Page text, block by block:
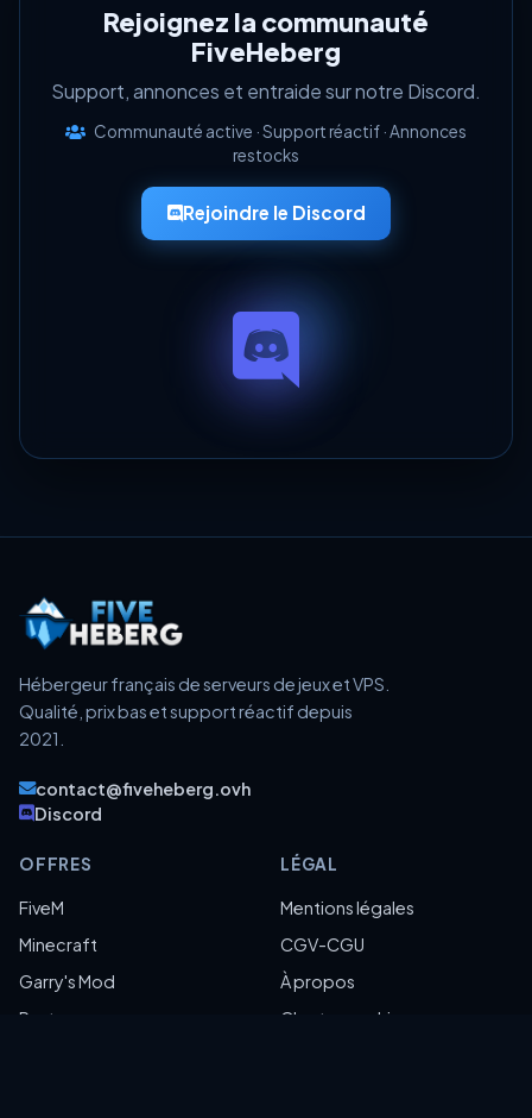
Rejoignez la communauté
FiveHeberg
Support, annonces et entraide sur notre Discord.
Communauté active · Support réactif · Annonces
restocks
Rejoindre le Discord
Hébergeur français de serveurs de jeux et VPS.
Qualité, prix bas et support réactif depuis
2021.
contact@fiveheberg.ovh
Discord
OFFRES
FiveM
Minecraft
Garry's Mod
Rust
LÉGAL
Mentions légales
CGV-CGU
À propos
Charte graphique